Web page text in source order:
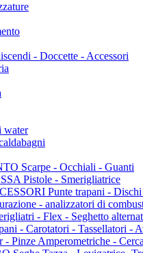
- Doccette - Accessori
water
Scarpe - Occhiali - Guanti
Pistole - Smerigliatrice
Punte trapani -
- analizzatori di
- Flex - Seghetto
- Carotatori - Tassellatori -
Pinze Amperometriche -